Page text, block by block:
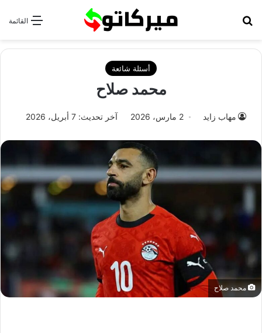
القائمة
أسئلة شائعة
محمد صلاح
مهاب زايد 2 مارس، 2026 آخر تحديث: 7 أبريل، 2026
محمد صلاح